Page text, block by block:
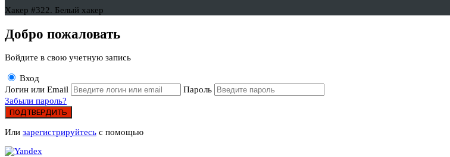
Хакер #322. Белый хакер
Добро пожаловать
Войдите в свою учетную запись
Вход
Логин или Email
Пароль
Забыли пароль?
ПОДТВЕРДИТЬ
Или зарегистрируйтесь с помощью